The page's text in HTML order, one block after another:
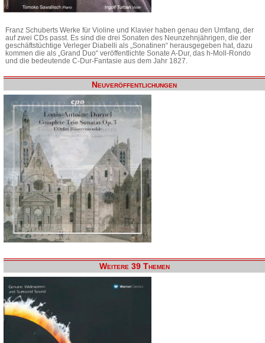
Franz Schuberts Werke für Violine und Klavier haben genau den Umfang, der
auf zwei CDs passt. Es sind die drei Sonaten des Neunzehnjährigen, die der
geschäftstüchtige Verleger Diabelli als „Sonatinen“ herausgegeben hat, dazu
kommen die als „Grand Duo“ veröffentlichte Sonate A-Dur, das h-Moll-Rondo
und die bedeutende C-Dur-Fantasie aus dem Jahr 1827.
Neuveröffentlichungen
Weitere 39 Themen